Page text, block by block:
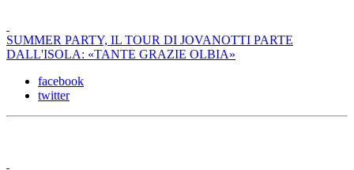
SUMMER PARTY, IL TOUR DI JOVANOTTI PARTE
DALL'ISOLA: «TANTE GRAZIE OLBIA»
facebook
twitter